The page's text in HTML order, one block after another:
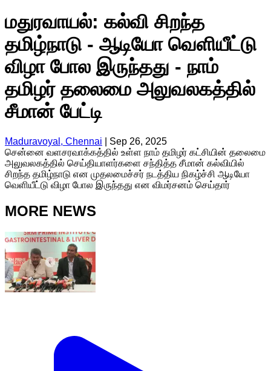
மதுரவாயல்: கல்வி சிறந்த
தமிழ்நாடு - ஆடியோ வெளியீட்டு
விழா போல இருந்தது - நாம்
தமிழர் தலைமை அலுவலகத்தில்
சீமான் பேட்டி
Maduravoyal, Chennai
Sep 26, 2025
சென்னை வளசரவாக்கத்தில் உள்ள நாம் தமிழர் கட்சியின் தலைமை
அலுவலகத்தில் செய்தியாளர்களை சந்தித்த சீமான் கல்வியில்
சிறந்த தமிழ்நாடு என முதலமைச்சர் நடத்திய நிகழ்ச்சி ஆடியோ
வெளியீட்டு விழா போல இருந்தது என விமர்சனம் செய்தார்
MORE NEWS